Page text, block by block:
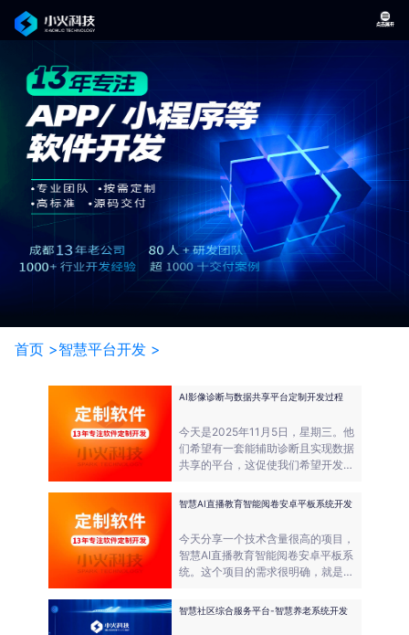
首页 >智慧平台开发 >
AI影像诊断与数据共享平台定制开发过程
今天是2025年11月5日，星期三。他
们希望有一套能辅助诊断且实现数据
共享的平台，这促使我们希望开发医
的定制开发工作。
智慧AI直播教育智能阅卷安卓平板系统开发
今天分享一个技术含量很高的项目，
智慧AI直播教育智能阅卷安卓平板系
统。这个项目的需求很明确，就是要
课、学生实时互动、课后作业自动批
智慧社区综合服务平台-智慧养老系统开发